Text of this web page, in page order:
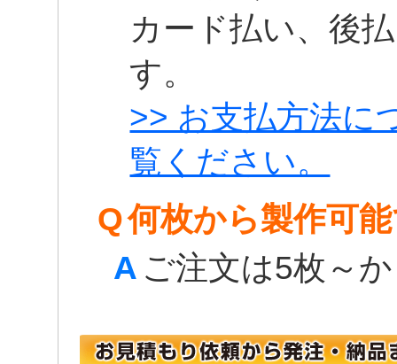
カード払い、後
す。
>> お支払方法に
覧ください。
Q何枚から製作可
A ご注文は5枚～